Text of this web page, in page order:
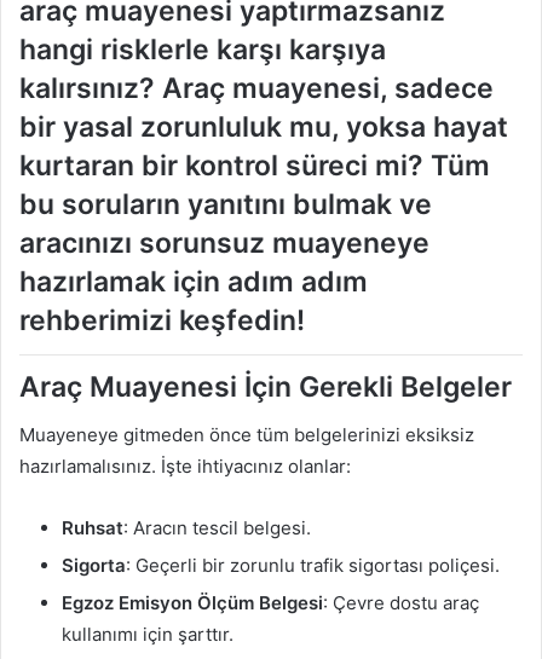
araç muayenesi yaptırmazsanız
hangi risklerle karşı karşıya
kalırsınız? Araç muayenesi, sadece
bir yasal zorunluluk mu, yoksa hayat
kurtaran bir kontrol süreci mi? Tüm
bu soruların yanıtını bulmak ve
aracınızı sorunsuz muayeneye
hazırlamak için adım adım
rehberimizi keşfedin!
Araç Muayenesi İçin Gerekli Belgeler
Muayeneye gitmeden önce tüm belgelerinizi eksiksiz
hazırlamalısınız. İşte ihtiyacınız olanlar:
Ruhsat: Aracın tescil belgesi.
Sigorta: Geçerli bir zorunlu trafik sigortası poliçesi.
Egzoz Emisyon Ölçüm Belgesi: Çevre dostu araç
kullanımı için şarttır.